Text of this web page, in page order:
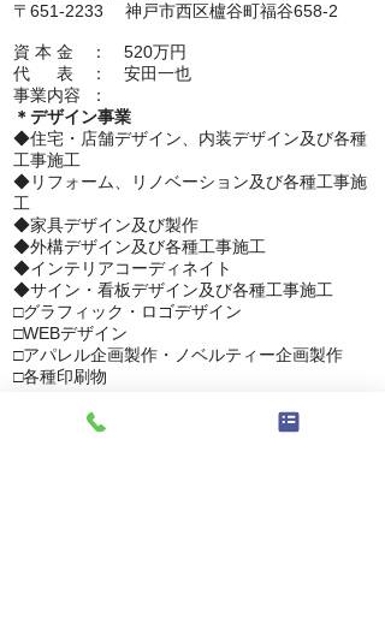
〒651-2233 神戸市西区櫨谷町福谷658-2
資 本 金 ：​​​​​​​​​​ 520万円​​​​​​​​​​
代 表 ： 安田一也
事業内容 ：
＊デザイン事業
◆住宅・店舗デザイン、内装デザイン及び各種
工事施工
◆リフォーム、リノベーション及び各種工事施
工
◆家具デザイン及び製作
◆外構デザイン及び各種工事施工
◆インテリアコーディネイト
◆サイン・看板デザイン及び各種工事施工
□グラフィック・ロゴデザイン
□WEBデザイン
□アパレル企画製作・ノベルティー企画製作
□各種印刷物
＊実店舗：LIFE STYLE SHOP CANOVA
☆輸入ドッグアイテム